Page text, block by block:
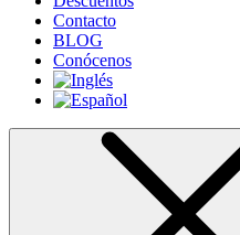
Contacto
BLOG
Conócenos